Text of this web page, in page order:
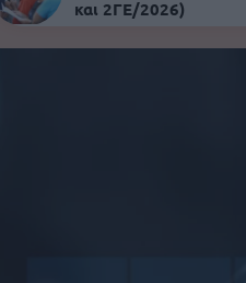
και 2ΓΕ/2026)